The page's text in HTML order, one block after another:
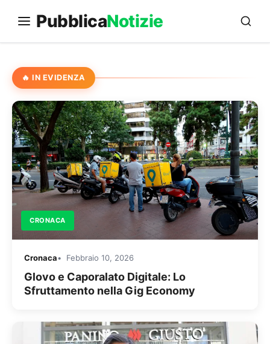
PubblicaNotizie
🔥 IN EVIDENZA
CRONACA
Cronaca Febbraio 10, 2026
Glovo e Caporalato Digitale: Lo
Sfruttamento nella Gig Economy